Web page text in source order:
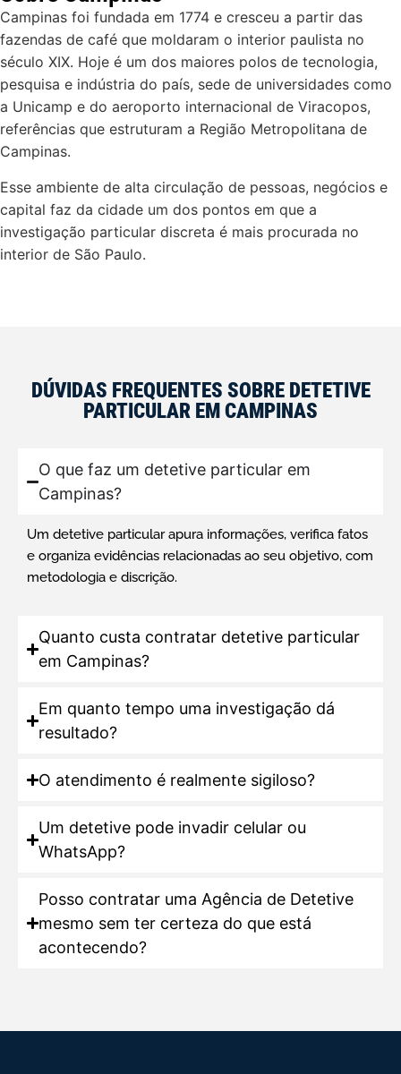
Campinas foi fundada em 1774 e cresceu a partir das
fazendas de café que moldaram o interior paulista no
século XIX. Hoje é um dos maiores polos de tecnologia,
pesquisa e indústria do país, sede de universidades como
a Unicamp e do aeroporto internacional de Viracopos,
referências que estruturam a Região Metropolitana de
Campinas.
Esse ambiente de alta circulação de pessoas, negócios e
capital faz da cidade um dos pontos em que a
investigação particular discreta é mais procurada no
interior de São Paulo.
DÚVIDAS FREQUENTES SOBRE DETETIVE
PARTICULAR EM CAMPINAS
O que faz um detetive particular em
Campinas?
Um detetive particular apura informações, verifica fatos
e organiza evidências relacionadas ao seu objetivo, com
metodologia e discrição.
Quanto custa contratar detetive particular
em Campinas?
Em quanto tempo uma investigação dá
resultado?
O atendimento é realmente sigiloso?
Um detetive pode invadir celular ou
WhatsApp?
Posso contratar uma Agência de Detetive
mesmo sem ter certeza do que está
acontecendo?